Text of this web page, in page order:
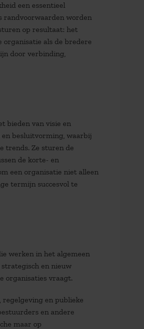
een essentieel
randvoorwaarden worden
op resultaat: het
organisatie als de bredere
door verbinding,
bieden van visie en
besluitvorming, waarbij
trends. Ze sturen de
de korte- en
een organisatie niet alleen
termijn succesvol te
werken in het algemeen
en nieuw
organisaties vraagt.
en publieke
en andere
maar op